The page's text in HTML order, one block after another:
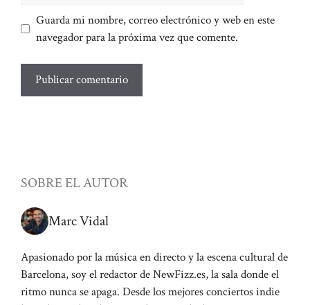
Guarda mi nombre, correo electrónico y web en este
navegador para la próxima vez que comente.
SOBRE EL AUTOR
Marc Vidal
Apasionado por la música en directo y la escena cultural de
Barcelona, soy el redactor de NewFizz.es, la sala donde el
ritmo nunca se apaga. Desde los mejores conciertos indie